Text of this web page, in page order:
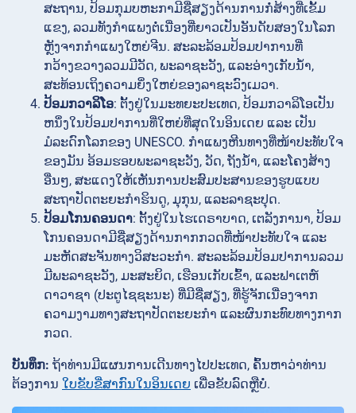
ສະຖານ, ປ້ອມກຸມບຫະກາມີຊື່ສຽງດ້ານການກໍ່ສ້າງທີ່ເຂັ້ມ
ແຂງ, ລວມທັງກຳແພງຕໍ່ເນື່ອງທີ່ຍາວເປັນອັນດັບສອງໃນໂລກ
ຫຼັງຈາກກຳແພງໃຫຍ່ຈີນ. ສະລະລ້ອມປ້ອມປາການທີ່
ກວ້າງຂວາງລວມມີວັດ, ພະລາຊະວັງ, ແລະອ່າງເກັບນ້ຳ,
ສະທ້ອນເຖິງຄວາມຍິ່ງໃຫຍ່ຂອງລາຊະວົງເມວາ.
ປ້ອມກວາລິໂອ: ຕັ້ງຢູ່ໃນມະທຍະປະເທດ, ປ້ອມກວາລິໂອເປັນ
ຫນຶ່ງໃນປ້ອມປາການທີ່ໃຫຍ່ທີ່ສຸດໃນອິນເດຍ ແລະ ເປັນ
ມໍລະດົກໂລກຂອງ UNESCO. ກຳແພງຫີນທາງທີ່ໜ້າປະທັບໃຈ
ຂອງມັນ ອ້ອມຮອບພະລາຊະວັງ, ວັດ, ຖັງນ້ຳ, ແລະໂຄງສ້າງ
ອື່ນໆ, ສະແດງໃຫ້ເຫັນການປະສົມປະສານຂອງຮູບແບບ
ສະຖາປັດຕະຍະກຳຮິນດູ, ມຸກຸນ, ແລະລາຊະປຸດ.
ປ້ອມໂກນຄອນດາ: ຕັ້ງຢູ່ໃນໄຮເດຣາບາດ, ເຕລັງການາ, ປ້ອມ
ໂກນຄອນດາມີຊື່ສຽງດ້ານກາກກວດທີ່ໜ້າປະທັບໃຈ ແລະ
ມະຫັດສະຈັນທາງວິສະວະກຳ. ສະລະລ້ອມປ້ອມປາການລວມ
ມີພະລາຊະວັງ, ມະສະຍິດ, ເຮືອນເກັບເຂົ້າ, ແລະຟາເຕຫ໌
ດາວາຊາ (ປະຕູໄຊຊະນະ) ທີ່ມີຊື່ສຽງ, ທີ່ຮູ້ຈັກເນື່ອງຈາກ
ຄວາມງາມທາງສະຖາປັດຕະຍະກຳ ແລະຜົນກະທົບທາງກາກ
ກວດ.
ບັນທຶກ: ຖ້າທ່ານມີແຜນການເດີນທາງໄປປະເທດ, ຄົ້ນຫາວ່າທ່ານ
ຕ້ອງການ ໃບຂັບຂີ່ສາກົນໃນອິນເດຍ ເພື່ອຂັບລົດຫຼືບໍ່.